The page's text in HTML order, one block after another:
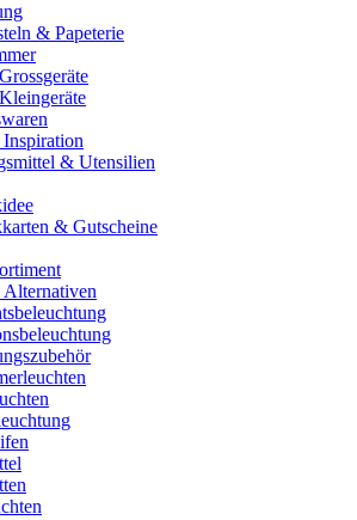
& Papeterie
Inspiration
& Utensilien
& Gutscheine
Alternativen